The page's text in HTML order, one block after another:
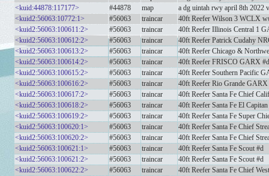
<kuid:44878:117177>
#44878 map
a dg uintah rwy april 8th 2022
<kuid2:56063:10772:1>
#56063 traincar
40ft Reefer Wilson 3 WCLX
<kuid2:56063:100611:2>
#56063 traincar
40ft Reefer Illinois Central 1
<kuid2:56063:100612:2>
#56063 traincar
40ft Reefer Patrick Cudahy
<kuid2:56063:100613:2>
#56063 traincar
40ft Reefer Chicago &
<kuid2:56063:100614:2>
#56063 traincar
40ft Reefer FRISCO GARX #d
<kuid2:56063:100615:2>
#56063 traincar
40ft Reefer Southern Pacific
<kuid2:56063:100616:2>
#56063 traincar
40ft Reefer Rio Grande GARX
<kuid2:56063:100617:2>
#56063 traincar
40ft Reefer Santa Fe Chief
<kuid2:56063:100618:2>
#56063 traincar
40ft Reefer Santa Fe El
<kuid2:56063:100619:2>
#56063 traincar
40ft Reefer Santa Fe Super
<kuid2:56063:100620:1>
#56063 traincar
40ft Reefer Santa Fe Chief
<kuid2:56063:100620:2>
#56063 traincar
40ft Reefer Santa Fe Chief
<kuid2:56063:100621:1>
#56063 traincar
40ft Reefer Santa Fe Scout #d
<kuid2:56063:100621:2>
#56063 traincar
40ft Reefer Santa Fe Scout #d
<kuid2:56063:100622:2>
#56063 traincar
40ft Reefer Santa Fe Chief